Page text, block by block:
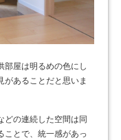
部屋は明るめの色にし
があることだと思いま
どの連続した空間は同
ことで、統一感があっ